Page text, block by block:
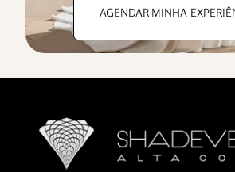
AGENDAR MINHA